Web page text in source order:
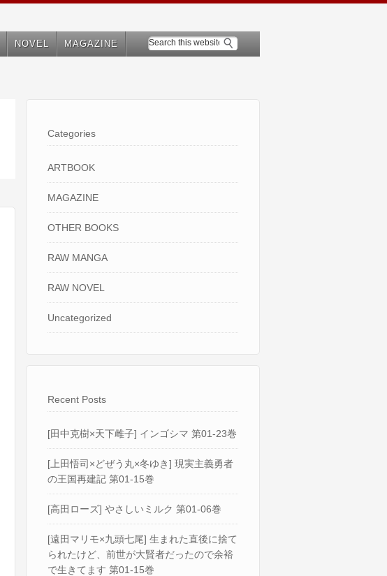
NOVEL MAGAZINE
Categories
ARTBOOK
MAGAZINE
OTHER BOOKS
RAW MANGA
RAW NOVEL
Uncategorized
Recent Posts
[田中克樹×天下雌子] インゴシマ 第01-23巻
[上田悟司×どぜう丸×冬ゆき] 現実主義勇者
の王国再建記 第01-15巻
[高田ローズ] やさしいミルク 第01-06巻
[遠田マリモ×九頭七尾] 生まれた直後に捨て
られたけど、前世が大賢者だったので余裕
で生きてます 第01-15巻